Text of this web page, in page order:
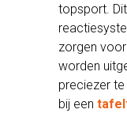
topsport.
zorgen
worden
preciezer
bij een